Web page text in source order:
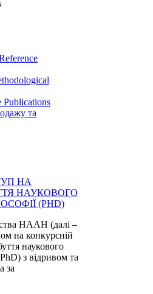
Publications
та
НА
НАУКОВОГО
(PHD)
НААН (далі –
на конкурсній
наукового
з відривом та
за